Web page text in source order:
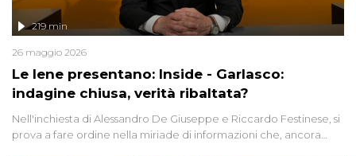
Le Iene presentano: Inside - Garlasco:
indagine chiusa, verità ribaltata?
219 min
26 maggio 2026
Nell'inchiesta di Alessandro De Giuseppe e Riccardo Festinese, si
prova a fare ordine nella miriade di informazioni che, ancora